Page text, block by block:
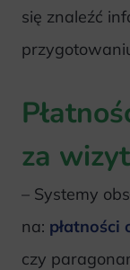
się znaleźć
za
– Systemy
na: płatności
czy